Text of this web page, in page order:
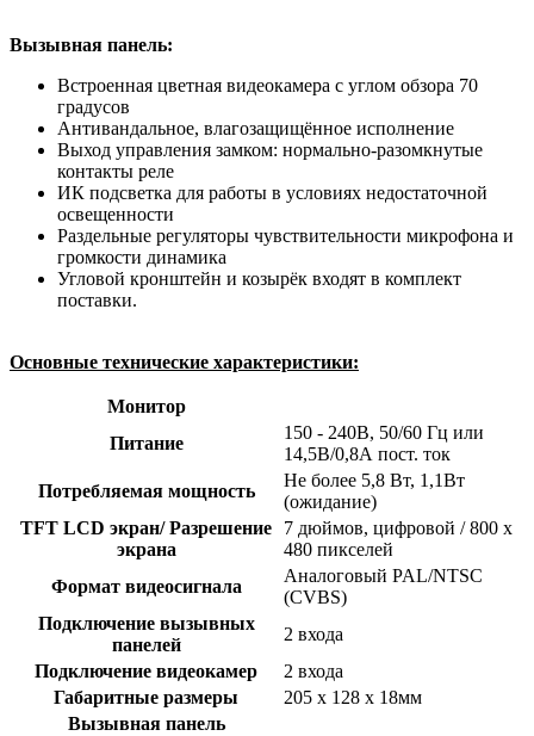
Вызывная панель:
Встроенная цветная видеокамера с углом обзора 70
градусов
Антивандальное, влагозащищённое исполнение
Выход управления замком: нормально-разомкнутые
контакты реле
ИК подсветка для работы в условиях недостаточной
освещенности
Раздельные регуляторы чувствительности микрофона и
громкости динамика
Угловой кронштейн и козырёк входят в комплект
поставки.
Основные технические характеристики:
Монитор
Питание
150 - 240В, 50/60 Гц или
14,5В/0,8А пост. ток
Потребляемая мощность
Не более 5,8 Вт, 1,1Вт
(ожидание)
TFT LCD экран/ Разрешение
экрана
7 дюймов, цифровой / 800 х
480 пикселей
Формат видеосигнала
Аналоговый PAL/NTSC
(CVBS)
Подключение вызывных
панелей
2 входа
Подключение видеокамер
2 входа
Габаритные размеры
205 х 128 х 18мм
Вызывная панель